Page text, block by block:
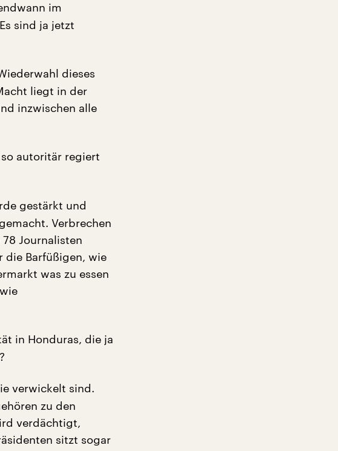
im
sind ja jetzt
dieses
liegt in der
inzwischen alle
autoritär regiert
gestärkt und
Verbrechen
Journalisten
die Barfüßigen, wie
was zu essen
in Honduras, die ja
verwickelt sind.
zu den
verdächtigt,
sitzt sogar